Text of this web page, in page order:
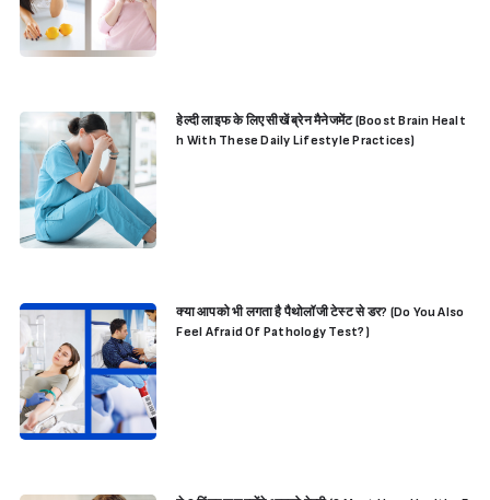
हेल्दी लाइफ के लिए सीखें ब्रेन मैनेजमेंट (Boost Brain Healt
h With These Daily Lifestyle Practices)
क्या आपको भी लगता है पैथोलॉजी टेस्ट से डर? (Do You Also
Feel Afraid Of Pathology Test?)